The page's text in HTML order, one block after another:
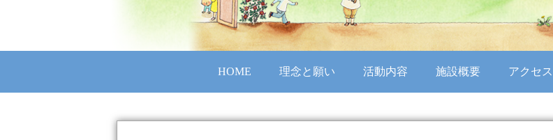
HOME 理念と願い 活動内容 施設概要 アクセス